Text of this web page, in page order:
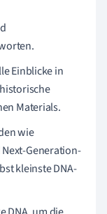
Einblicke in
Materials.
wie
Generation-
kleinste DNA-